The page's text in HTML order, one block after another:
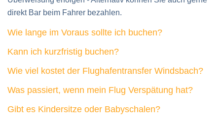
direkt Bar beim Fahrer bezahlen.
Wie lange im Voraus sollte ich buchen?
Kann ich kurzfristig buchen?
Wie viel kostet der Flughafentransfer Windsbach?
Was passiert, wenn mein Flug Verspätung hat?
Gibt es Kindersitze oder Babyschalen?